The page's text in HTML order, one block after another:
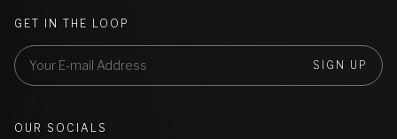
GET IN THE LOOP
SIGN UP
OUR SOCIALS